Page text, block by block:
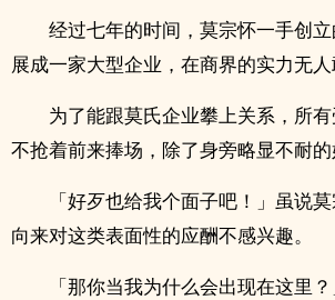
经过七年的时间，莫宗怀一手创
展成一家大型企业，在商界的实力无人
为了能跟莫氏企业攀上关系，所
不抢着前来捧场，除了身旁略显不耐的
「好歹也给我个面子吧！」虽说
向来对这类表面性的应酬不感兴趣。
「那你当我为什么会出现在这里？